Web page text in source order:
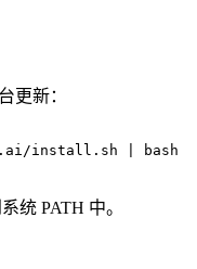
更新：
install.sh | bash
统 PATH 中。